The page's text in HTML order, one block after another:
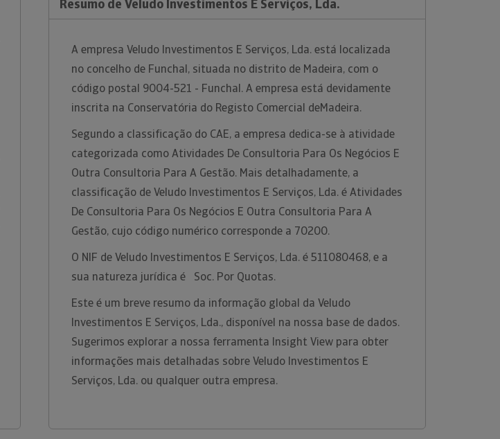
Resumo de Veludo Investimentos E Serviços, Lda.
A empresa Veludo Investimentos E Serviços, Lda. está localizada
no concelho de Funchal, situada no distrito de Madeira, com o
código postal 9004-521 - Funchal. A empresa está devidamente
inscrita na Conservatória do Registo Comercial deMadeira.
Segundo a classificação do CAE, a empresa dedica-se à atividade
categorizada como Atividades De Consultoria Para Os Negócios E
Outra Consultoria Para A Gestão. Mais detalhadamente, a
classificação de Veludo Investimentos E Serviços, Lda. é Atividades
De Consultoria Para Os Negócios E Outra Consultoria Para A
Gestão, cujo código numérico corresponde a 70200.
O NIF de Veludo Investimentos E Serviços, Lda. é 511080468, e a
sua natureza jurídica é Soc. Por Quotas.
Este é um breve resumo da informação global da Veludo
Investimentos E Serviços, Lda., disponível na nossa base de dados.
Sugerimos explorar a nossa ferramenta Insight View para obter
informações mais detalhadas sobre Veludo Investimentos E
Serviços, Lda. ou qualquer outra empresa.